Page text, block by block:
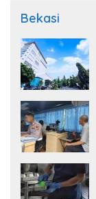
Bekasi